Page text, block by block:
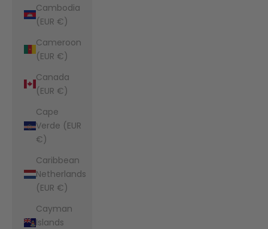
Cambodia
(EUR €)
Cameroon
(EUR €)
Canada
(EUR €)
Cape
Verde (EUR
€)
Caribbean
Netherlands
(EUR €)
Cayman
Islands